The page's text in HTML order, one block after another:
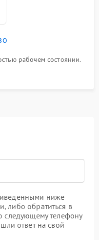
рабочем состоянии.
ниже
либо обратиться в
следующему телефону
ответ на свой